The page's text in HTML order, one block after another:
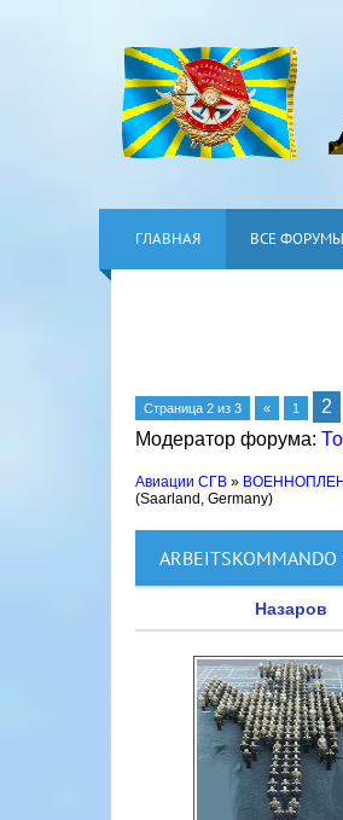
ГЛАВНАЯ ВСЕ ФОРУМЫ
Страница 2 из 3 « 1 2
Модератор форума:
Авиации СГВ »
(Saarland, Germany)
Назаров